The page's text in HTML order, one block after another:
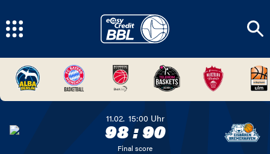
11.02. 15:00 Uhr
98:90
Final score